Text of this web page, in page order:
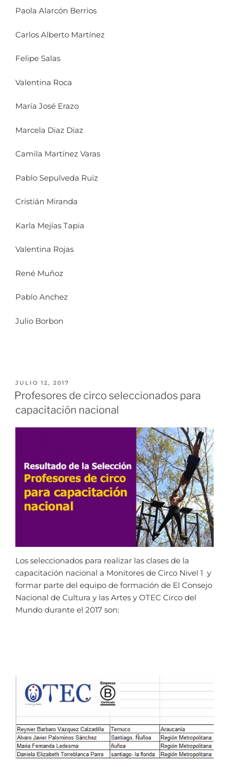
Paola Alarcón Berrios
Carlos Alberto Martínez
Felipe Salas
Valentina Roca
María José Erazo
Marcela Diaz Diaz
Camila Martínez Varas
Pablo Sepulveda Ruiz
Cristián Miranda
Karla Mejías Tapia
Valentina Rojas
René Muñoz
Pablo Anchez
Julio Borbon
JULIO 12, 2017
Profesores de circo seleccionados para
capacitación nacional
Los seleccionados para realizar las clases de la
capacitación nacional a Monitores de Circo Nivel 1 y
formar parte del equipo de formación de El Consejo
Nacional de Cultura y las Artes y OTEC Circo del
Mundo durante el 2017 son: